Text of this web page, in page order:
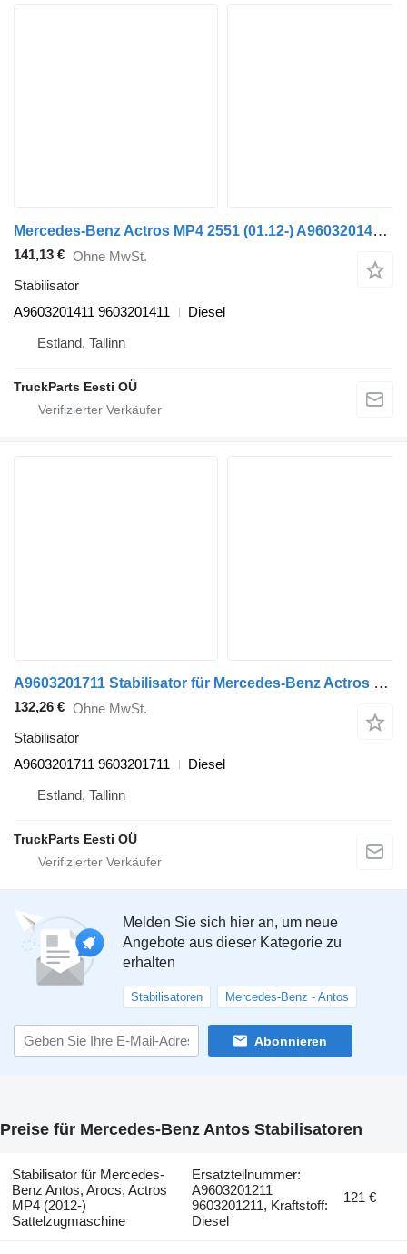
Mercedes-Benz Actros MP4 2551 (01.12-) A9603201411 Stabilisator für Mercedes-Benz Actros MP4 Antos Arocs (2012-) Sattelzugmaschine
141,13 € Ohne MwSt.
Stabilisator
A9603201411 9603201411
Diesel
Estland, Tallinn
TruckParts Eesti OÜ
A9603201711 Stabilisator für Mercedes-Benz Actros MP4 Antos Arocs (2012-) Sattelzugmaschine
132,26 € Ohne MwSt.
Stabilisator
A9603201711 9603201711
Diesel
Estland, Tallinn
TruckParts Eesti OÜ
Melden Sie sich hier an, um neue
Angebote aus dieser Kategorie zu
erhalten
Stabilisatoren Mercedes-Benz - Antos
Abonnieren
Preise für Mercedes-Benz Antos Stabilisatoren
Stabilisator für Mercedes-
Benz Antos, Arocs, Actros
MP4 (2012-)
Sattelzugmaschine
Ersatzteilnummer:
A9603201211
9603201211, Kraftstoff:
Diesel
121 €